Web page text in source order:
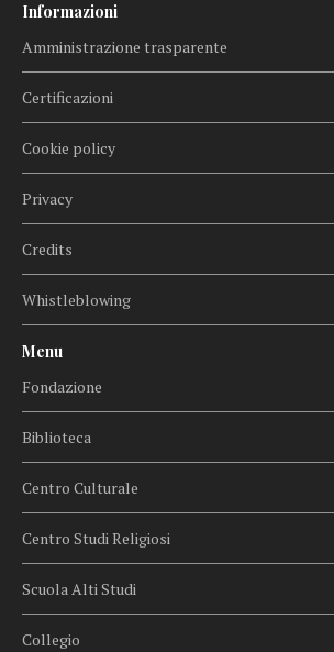
Informazioni
Amministrazione trasparente
Certificazioni
Cookie policy
Privacy
Credits
Whistleblowing
Menu
Fondazione
Biblioteca
Centro Culturale
Centro Studi Religiosi
Scuola Alti Studi
Collegio